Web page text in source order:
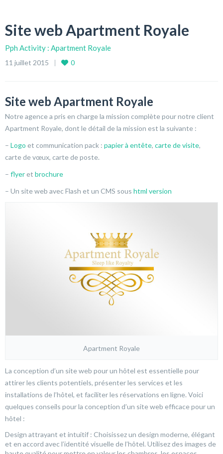
Site web Apartment Royale
Pph Activity : Apartment Royale
11 juillet 2015 0
Site web Apartment Royale
Notre agence a pris en charge la mission complète pour notre client
Apartment Royale, dont le détail de la mission est la suivante :
– Logo et communication pack : papier à entête, carte de visite,
carte de vœux, carte de poste.
– flyer et brochure
– Un site web avec Flash et un CMS sous html version
Apartment Royale
La conception d’un site web pour un hôtel est essentielle pour
attirer les clients potentiels, présenter les services et les
installations de l’hôtel, et faciliter les réservations en ligne. Voici
quelques conseils pour la conception d’un site web efficace pour un
hôtel :
Design attrayant et intuitif : Choisissez un design moderne, élégant
et en accord avec l’identité visuelle de l’hôtel. Utilisez des images de